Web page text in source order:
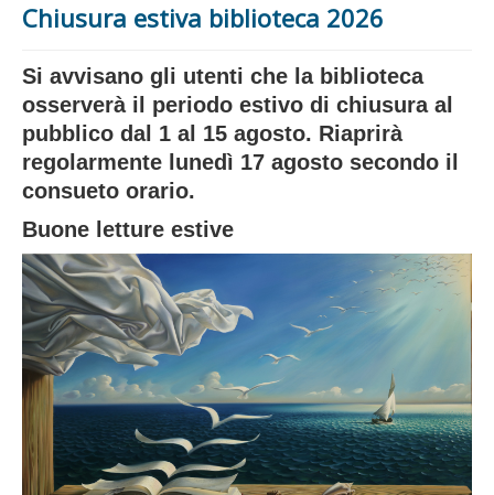
Chiusura estiva biblioteca 2026
Si avvisano gli utenti che la biblioteca
osserverà il periodo estivo di chiusura al
pubblico dal 1 al 15 agosto. Riaprirà
regolarmente lunedì 17 agosto secondo il
consueto orario.
Buone letture estive